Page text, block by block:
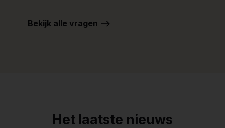
Bekijk alle vragen -->
Het laatste nieuws